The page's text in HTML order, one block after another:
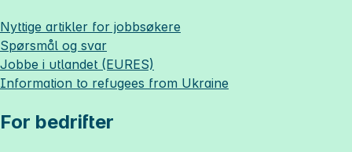
Nyttige artikler for jobbsøkere
Spørsmål og svar
Jobbe i utlandet (EURES)
Information to refugees from Ukraine
For bedrifter